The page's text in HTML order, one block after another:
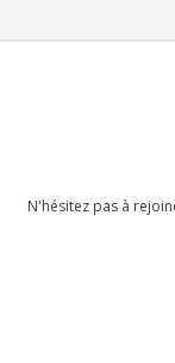
N'hésitez pas à